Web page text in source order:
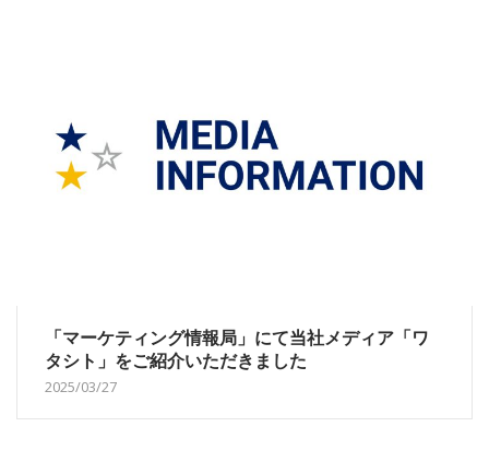
「マーケティング情報局」にて当社メディア「ワ
タシト」をご紹介いただきました
2025/03/27